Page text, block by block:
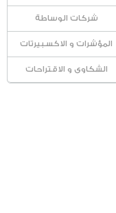
شركات الوساطة
المؤشرات و الاكسبيرتات
الشكاوى و الاقتراحات